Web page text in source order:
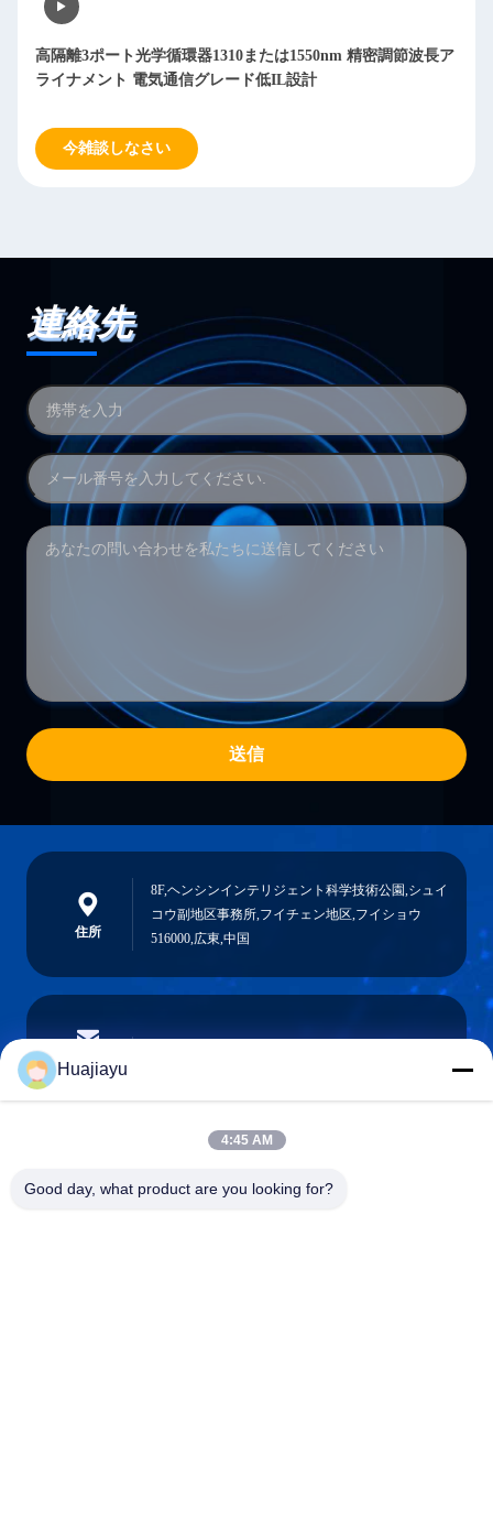
高隔離3ポート光学循環器1310または1550nm 精密調節波長ア
ライナメント 電気通信グレード低IL設計
今雑談しなさい
連絡先
送信
住所
8F,ヘンシンインテリジェント科学技術公園,シュイ
コウ副地区事務所,フイチェン地区,フイショウ
516000,広東,中国
電子メール
電話
Huajiayu
4:45 AM
Good day, what product are you looking for?